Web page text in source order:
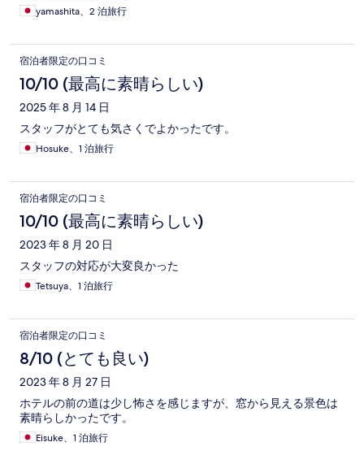
yamashita、2 泊旅行
宿泊者限定の口コミ
10/10 (最高に素晴らしい)
2025 年 8 月 14 日
スタッフがとても気さくでよかったです。
Hosuke、1 泊旅行
宿泊者限定の口コミ
10/10 (最高に素晴らしい)
2023 年 8 月 20 日
スタッフの対応が大変良かった
Tetsuya、1 泊旅行
宿泊者限定の口コミ
8/10 (とても良い)
2023 年 8 月 27 日
ホテルの前の道は少し怖さを感じますが、窓から見える景色は
素晴らしかったです。
Eisuke、1 泊旅行